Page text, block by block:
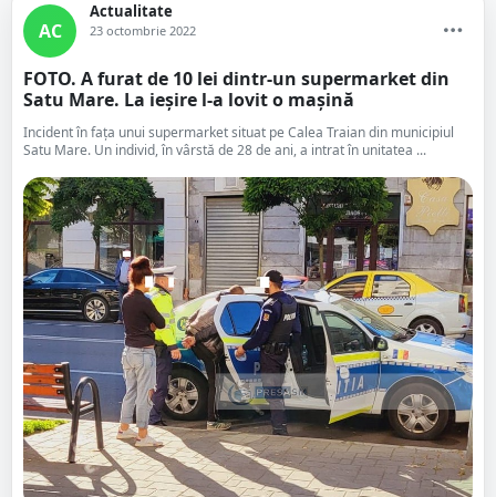
AC
Actualitate
23 octombrie 2022
FOTO. A furat de 10 lei dintr-un supermarket din
Satu Mare. La ieșire l-a lovit o mașină
Incident în fața unui supermarket situat pe Calea Traian din municipiul
Satu Mare. Un individ, în vârstă de 28 de ani, a intrat în unitatea ...